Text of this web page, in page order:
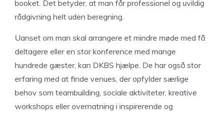
booket. Det betyder, at man får professionel og uvildig
rådgivning helt uden beregning.
Uanset om man skal arrangere et mindre møde med få
deltagere eller en stor konference med mange
hundrede gæster, kan DKBS hjælpe. De har også stor
erfaring med at finde venues, der opfylder særlige
behov som teambuilding, sociale aktiviteter, kreative
workshops eller overnatning i inspirerende og